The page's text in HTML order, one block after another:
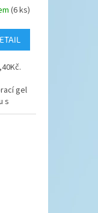
(6 ks)
gel
s